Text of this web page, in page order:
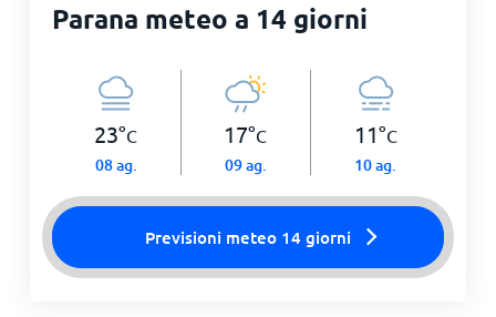
Parana meteo a 14 giorni
23°C
08 ag.
17°C
09 ag.
11°C
10 ag.
Previsioni meteo 14 giorni